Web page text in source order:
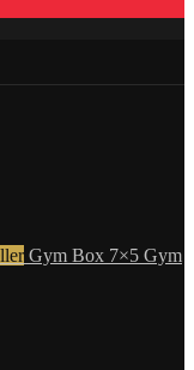
Gym Box 7×5 Gym